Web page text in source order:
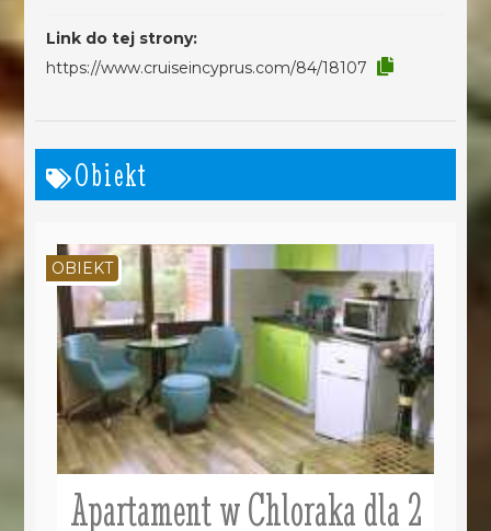
Link do tej strony:
https://www.cruiseincyprus.com/84/18107
Obiekt
Apartament w Chloraka dla 2
OBIEKT